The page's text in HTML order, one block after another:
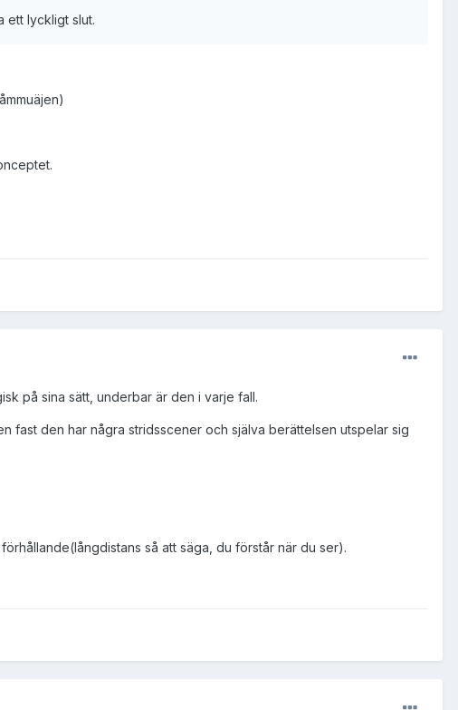
ett lyckligt slut.
på sina sätt, underbar är den i varje fall.
fast den har några stridsscener och själva berättelsen utspelar sig
så att säga, du förstår när du ser).